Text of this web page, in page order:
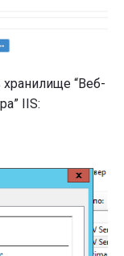
хранилище “Веб-
IIS: